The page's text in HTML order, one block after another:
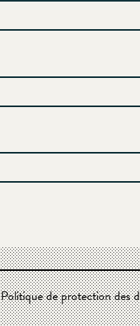
Politique de protection des